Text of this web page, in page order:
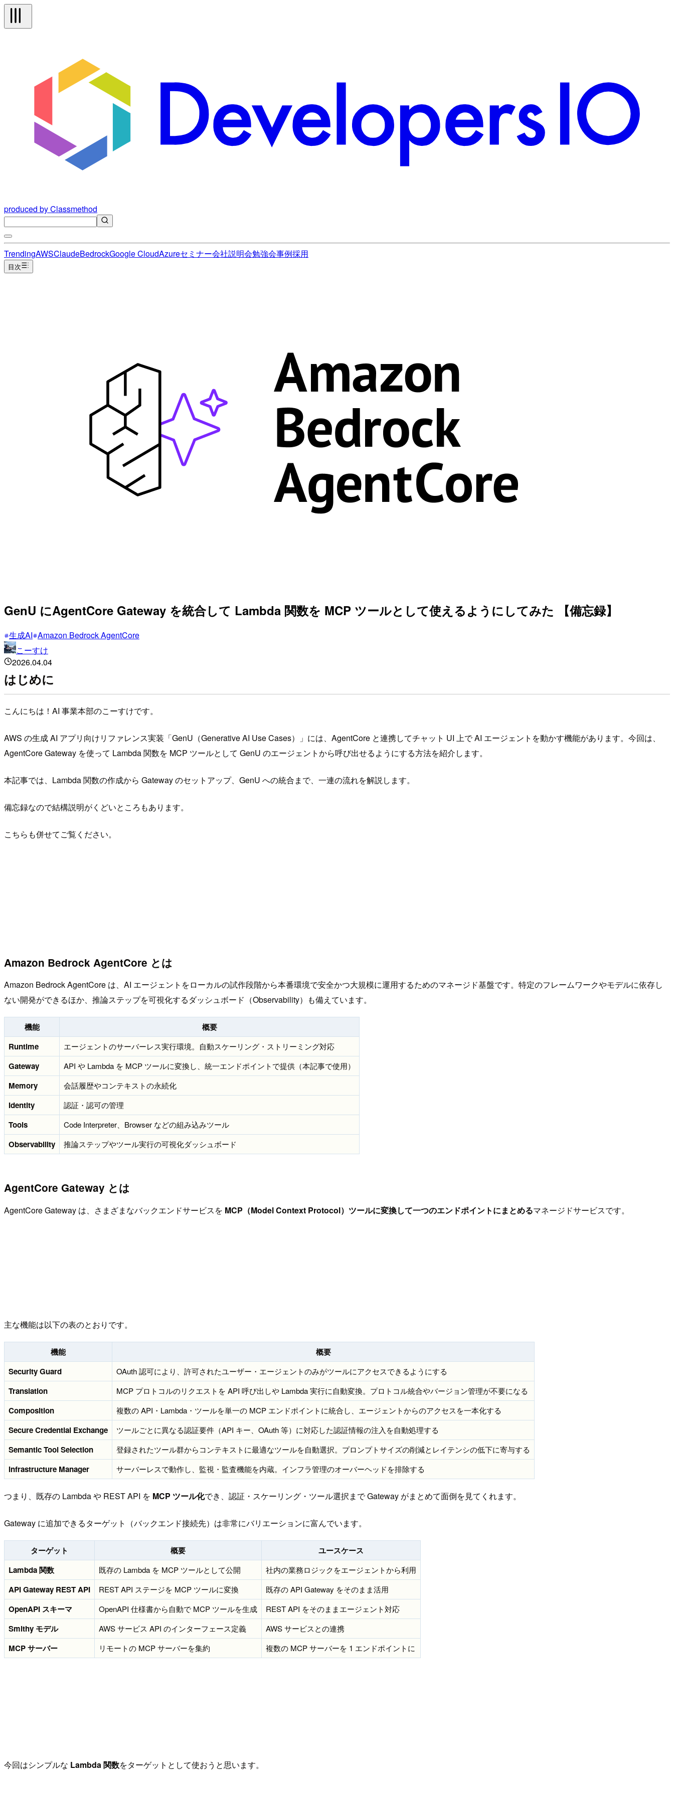
produced by Classmethod
TrendingAWSClaudeBedrockGoogle CloudAzureセミナー会社説明会勉強会事例採用
目次
GenU にAgentCore Gateway を統合して Lambda 関数を MCP ツールとして使えるようにしてみた 【備忘録】
生成AI Amazon Bedrock AgentCore
こーすけ
2026.04.04
はじめに
こんにちは！AI 事業本部のこーすけです。
AWS の生成 AI アプリ向けリファレンス実装「GenU（Generative AI Use Cases）」には、AgentCore と連携してチャット UI 上で AI エージェントを動かす機能があります。今回は、
AgentCore Gateway を使って Lambda 関数を MCP ツールとして GenU のエージェントから呼び出せるようにする方法を紹介します。
本記事では、Lambda 関数の作成から Gateway のセットアップ、GenU への統合まで、一連の流れを解説します。
備忘録なので結構説明がくどいところもあります。
こちらも併せてご覧ください。
Amazon Bedrock AgentCore とは
Amazon Bedrock AgentCore は、AI エージェントをローカルの試作段階から本番環境で安全かつ大規模に運用するためのマネージド基盤です。特定のフレームワークやモデルに依存し
ない開発ができるほか、推論ステップを可視化するダッシュボード（Observability）も備えています。
機能
概要
Runtime
エージェントのサーバーレス実行環境。自動スケーリング・ストリーミング対応
Gateway API や Lambda を MCP ツールに変換し、統一エンドポイントで提供（本記事で使用）
Memory 会話履歴やコンテキストの永続化
Identity 認証・認可の管理
Tools Code Interpreter、Browser などの組み込みツール
Observability 推論ステップやツール実行の可視化ダッシュボード
AgentCore Gateway とは
AgentCore Gateway は、さまざまなバックエンドサービスを MCP（Model Context Protocol）ツールに変換して一つのエンドポイントにまとめるマネージドサービスです。
主な機能は以下の表のとおりです。
機能
概要
Security Guard
OAuth 認可により、許可されたユーザー・エージェントのみがツールにアクセスできるようにする
Translation MCP プロトコルのリクエストを API 呼び出しや Lambda 実行に自動変換。プロトコル統合やバージョン管理が不要になる
Composition 複数の API・Lambda・ツールを単一の MCP エンドポイントに統合し、エージェントからのアクセスを一本化する
Secure Credential Exchange ツールごとに異なる認証要件（API キー、OAuth 等）に対応した認証情報の注入を自動処理する
Semantic Tool Selection 登録されたツール群からコンテキストに最適なツールを自動選択。プロンプトサイズの削減とレイテンシの低下に寄与する
Infrastructure Manager サーバーレスで動作し、監視・監査機能を内蔵。インフラ管理のオーバーヘッドを排除する
つまり、既存の Lambda や REST API を MCP ツール化でき、認証・スケーリング・ツール選択まで Gateway がまとめて面倒を見てくれます。
Gateway に追加できるターゲット（バックエンド接続先）は非常にバリエーションに富んでいます。
ターゲット 概要
ユースケース
Lambda 関数
既存の Lambda を MCP ツールとして公開 社内の業務ロジックをエージェントから利用
API Gateway REST API REST API ステージを MCP ツールに変換 既存の API Gateway をそのまま活用
OpenAPI スキーマ OpenAPI 仕様書から自動で MCP ツールを生成 REST API をそのままエージェント対応
Smithy モデル AWS サービス API のインターフェース定義 AWS サービスとの連携
MCP サーバー リモートの MCP サーバーを集約 複数の MCP サーバーを 1 エンドポイントに
今回はシンプルな Lambda 関数をターゲットとして使おうと思います。